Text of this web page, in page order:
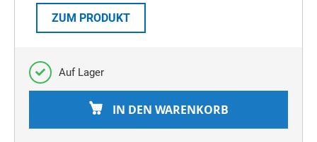
ZUM PRODUKT
Auf Lager
IN DEN WARENKORB